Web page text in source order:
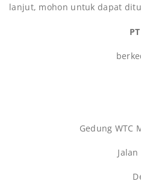
lanjut, mohon untuk dapat
Gedung WTC